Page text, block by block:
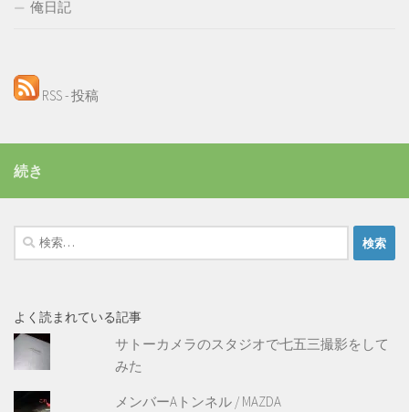
俺日記
RSS - 投稿
続き
検
索:
よく読まれている記事
サトーカメラのスタジオで七五三撮影をして
みた
メンバーAトンネル / MAZDA